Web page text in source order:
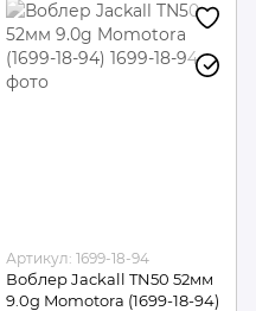
Артикул: 1699-18-94
Воблер Jackall TN50 52мм
9.0g Momotora (1699-18-94)